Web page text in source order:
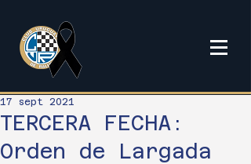
TERCERA FECHA:
Orden de Largada
17 sept 2021